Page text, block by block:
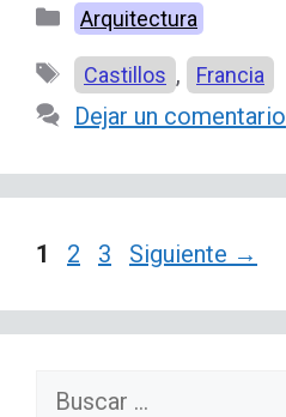
Categorías
Arquitectura
Etiquetas
Castillos , Francia
Dejar un comentario
Página
1 Página
2 Página
3 Siguiente →
Buscar: